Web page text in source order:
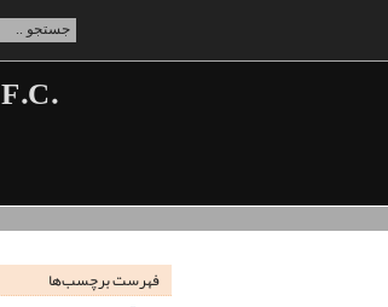
F.C.
فهرست برچسب‌ها